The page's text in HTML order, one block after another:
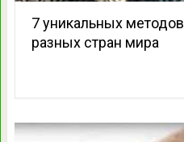
7 уникальных
разных стран мира